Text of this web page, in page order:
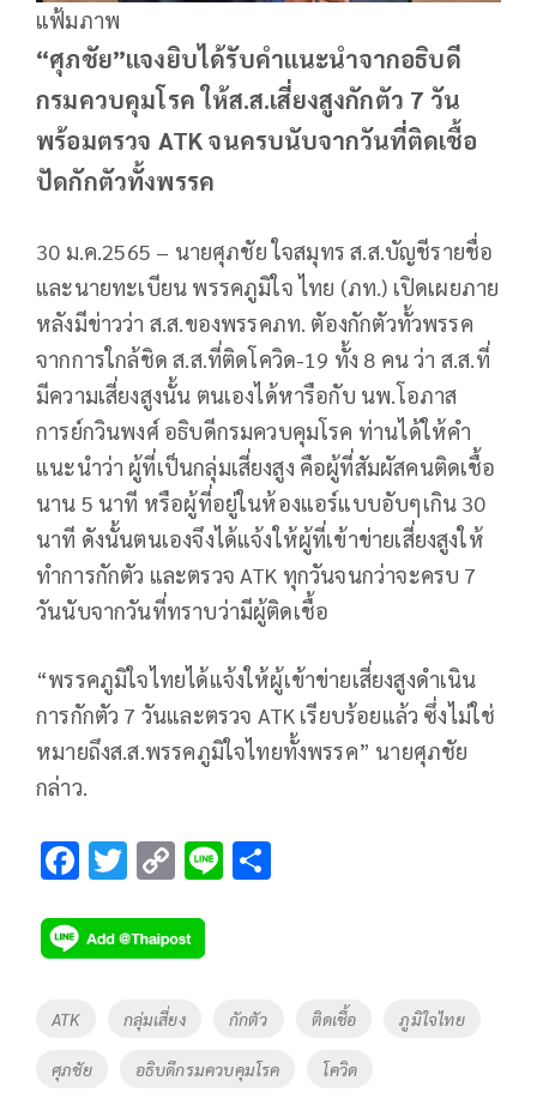
แฟ้มภาพ
“ศุภชัย”แจงยิบได้รับคำแนะนำจากอธิบดี
กรมควบคุมโรค ให้ส.ส.เสี่ยงสูงกักตัว 7 วัน
พร้อมตรวจ ATK จนครบนับจากวันที่ติดเชื้อ
ปัดกักตัวทั้งพรรค
30 ม.ค.2565 – นายศุภชัย ใจสมุทร ส.ส.บัญชีรายชื่อ
และนายทะเบียน พรรคภูมิใจ ไทย (ภท.) เปิดเผยภาย
หลังมีข่าวว่า ส.ส.ของพรรคภท. ตัองกักตัวทั้วพรรค
จากการใกล้ชิด ส.ส.ที่ติดโควิด-19 ทั้ง 8 คน ว่า ส.ส.ที่
มีความเสี่ยงสูงนั้น ตนเองได้หารือกับ นพ.โอภาส
การย์กวินพงศ์ อธิบดีกรมควบคุมโรค ท่านได้ให้คำ
แนะนำว่า ผู้ที่เป็นกลุ่มเสี่ยงสูง คือผู้ที่สัมผัสคนติดเชื้อ
นาน 5 นาที หรือผู้ที่อยู่ในห้องแอร์แบบอับๆเกิน 30
นาที ดังนั้นตนเองจึงได้แจ้งให้ผู้ที่เข้าข่ายเสี่ยงสูงให้
ทำการกักตัว และตรวจ ATK ทุกวันจนกว่าจะครบ 7
วันนับจากวันที่ทราบว่ามีผู้ติดเชื้อ
“พรรคภูมิใจไทยได้แจ้งให้ผู้เข้าข่ายเสี่ยงสูงดำเนิน
การกักตัว 7 วันและตรวจ ATK เรียบร้อยแล้ว ซึ่งไม่ใช่
หมายถึงส.ส.พรรคภูมิใจไทยทั้งพรรค” นายศุภชัย
กล่าว.
F
e
b
o
o
k
T
tt
er
C
p
y
Li
n
k
Li
Tags
ATK กลุ่มเสี่ยง กักตัว ติดเชื้อ ภูมิใจไทย
ศุภชัย อธิบดี​กรมควบคุม​โรค โควิด